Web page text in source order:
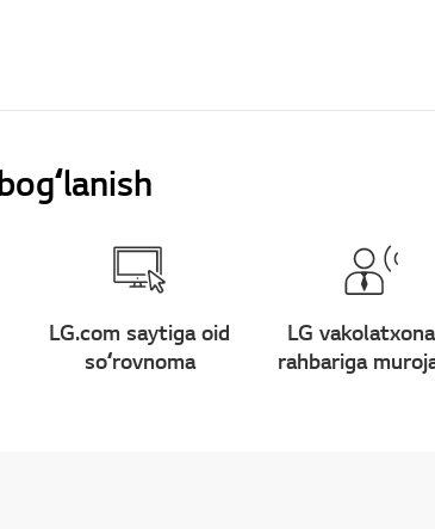
LG.com saytiga oid
soʻrovnoma
LG
rahbariga